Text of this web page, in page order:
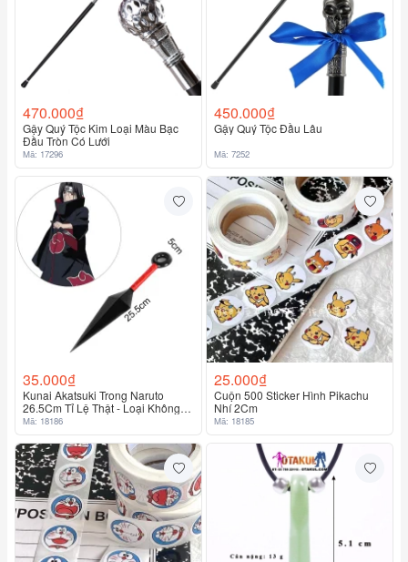
470.000₫
Gậy Quý Tộc Kim Loại Màu Bạc
Đầu Tròn Có Lưới
Mã: 17296
450.000₫
Gậy Quý Tộc Đầu Lâu
Mã: 7252
35.000₫
Kunai Akatsuki Trong Naruto
26.5Cm Tỉ Lệ Thật - Loại Không
Hộp
Mã: 18186
25.000₫
Cuộn 500 Sticker Hình Pikachu
Nhí 2Cm
Mã: 18185